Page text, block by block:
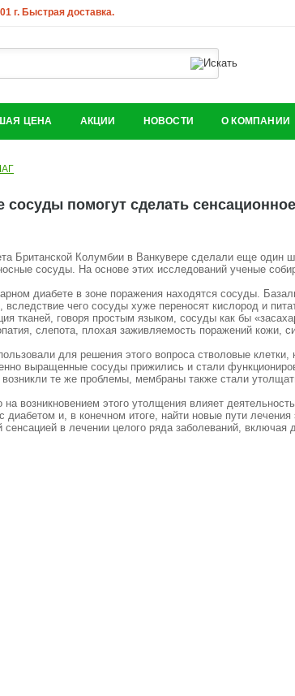
г. Быстрая доставка.
ЦЕНА АКЦИИ НОВОСТИ О КОМПАНИИ
сосуды помогут сделать
Британской Колумбии в Ванкувере сделали еще
сосуды. На основе этих исследований ученые
диабете в зоне поражения находятся сосуды.
чего сосуды хуже переносят кислород и
тканей, говоря простым языком, сосуды как бы
слепота, плохая заживляемость поражений
для решения этого вопроса стволовые
выращенные сосуды прижились и стали
возникли те же проблемы, мембраны также стали
возникновением этого утолщения влияет
диабетом и, в конечном итоге, найти новые пути
сенсацией в лечении целого ряда заболеваний, включая